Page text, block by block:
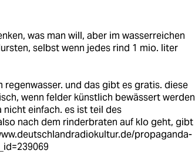
was man will, aber im wasserreichen
selbst wenn jedes rind 1 mio. liter
und das gibt es gratis. diese
wenn felder künstlich bewässert werden
nicht einfach. es ist teil des
nach dem rinderbraten auf klo geht, gibt
propaganda-